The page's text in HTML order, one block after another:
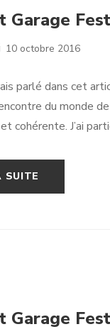
Garage
10 octobre 2016
parlé dans cet
du monde
cohérente. J’ai
SUITE
Garage